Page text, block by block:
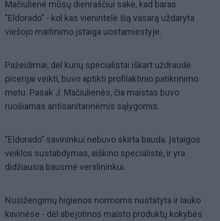
Mačiulienė mūsų dienraščiui sakė, kad baras
"Eldorado" - kol kas vienintelė šią vasarą uždaryta
viešojo maitinimo įstaiga uostamiestyje.
Pažeidimai, dėl kurių specialistai iškart uždraudė
picerijai veikti, buvo aptikti profilaktinio patikrinimo
metu. Pasak J. Mačiulienės, čia maistas buvo
ruošiamas antisanitarinėmis sąlygomis.
"Eldorado" savininkui nebuvo skirta bauda. Įstaigos
veiklos sustabdymas, aiškino specialistė, ir yra
didžiausia bausmė verslininkui.
Nusižengimų higienos normoms nustatyta ir lauko
kavinėse - dėl abejotinos maisto produktų kokybės